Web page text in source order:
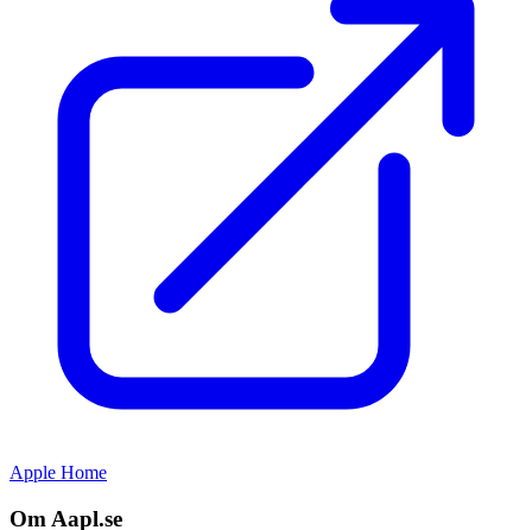
Apple Home
Om Aapl.se